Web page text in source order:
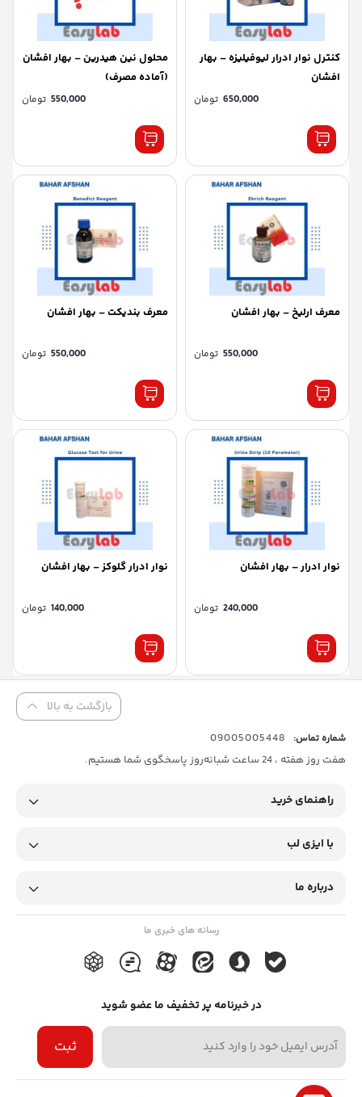
کنترل نوار ادرار لیوفیلیزه – بهار
افشان
650,000 تومان
محلول نین هیدرین – بهار افشان
(آماده مصرف)
550,000 تومان
معرف ارلیخ – بهار افشان
550,000 تومان
معرف بندیکت – بهار افشان
550,000 تومان
نوار ادرار – بهار افشان
240,000 تومان
نوار ادرار گلوکز – بهار افشان
140,000 تومان
بازگشت به بالا
شماره تماس:
09005005448
هفت روز هفته ، 24 ساعت شبانه‌روز پاسخگوی شما هستیم.
راهنمای خرید
با ایزی لب
درباره ما
رسانه های خبری ما
در خبرنامه پر تخفیف ما عضو شوید
ثبت